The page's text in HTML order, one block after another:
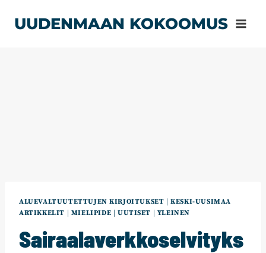
sisältöön
UUDENMAAN KOKOOMUS
ALUEVALTUUTETTUJEN KIRJOITUKSET |KESKI-UUSIMAA
ARTIKKELIT | MIELIPIDE | UUTISET | YLEINEN
Sairaalaverkkoselvityks